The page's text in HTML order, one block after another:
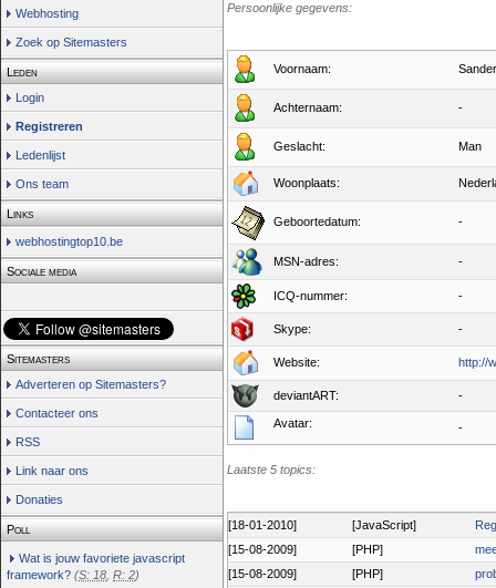
Webhosting
Zoek op Sitemasters
Leden
Login
Registreren
Ledenlijst
Ons team
Links
webhostingtop10.be
Sociale media
Sitemasters
Adverteren op Sitemasters?
Contacteer ons
RSS
Link naar ons
Donaties
Poll
Wat is jouw favoriete javascript
framework? (S: 18 R: 2)
Persoonlijke gegevens:
Voornaam: Sander
Achternaam: -
Geslacht: Man
Woonplaats:
Geboortedatum: -
MSN-adres: -
ICQ-nummer: -
Skype: -
Website: http://
deviantART: -
Avatar: -
Laatste 5 topics:
[18-01-2010] [JavaScript]
[15-08-2009]
[PHP]
[15-08-2009]
[PHP]